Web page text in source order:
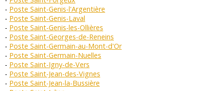
Poste Saint-Genis-l'Argentière
Poste Saint-Genis-Laval
Poste Saint-Genis-les-Ollières
Poste Saint-Georges-de-Reneins
Poste Saint-Germain-au-Mont-d'Or
Poste Saint-Germain-Nuelles
Poste Saint-Igny-de-Vers
Poste Saint-Jean-des-Vignes
Poste Saint-Jean-la-Bussière